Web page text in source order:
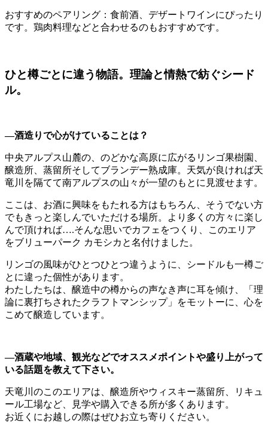
おすすめのペアリング：食前酒、デザートワインにぴったり
です。鶏肉料理などと合わせるのもおすすめです。
ひと樽ごとに違う物語。理論と情熱で紡ぐシード
ル。
―酒造りで心がけていることは？
中央アルプス山麓の、のどかな高原に広がるリンゴ果樹園、
醸造所、蒸留所そしてブランデー熟成庫。天気が良ければ天
竜川を隔てて南アルプスの山々が一望のもとに見渡せます。
ここは、お酒に興味をもたれる方はもちろん、そうでない方
でもきっと楽しんでいただける場所。より多くの方々に楽し
んで頂ければ….そんな思いでカフェをつくり、このエリア
をブリューパーク カモシカと名付けました。
リンゴの風味がひとつひとつ違うように、シードルも一樽ご
とに違った個性があります。
わたしたちは、醸造中の樽からの声なき声に耳を傾け、「理
論に裏打ちされたクラフトマンシップ」をモットーに、心を
こめて醸造しています。
―酒蔵や地域、観光などでオススメポイントや盛り上がって
いる話題を教えて下さい。
天竜川のこのエリアは、醸造所やウィスキー蒸留所、リキュ
ール工場など、見学や購入できる所が多くあります。
お近くにお越しの際はぜひお立ち寄りください。